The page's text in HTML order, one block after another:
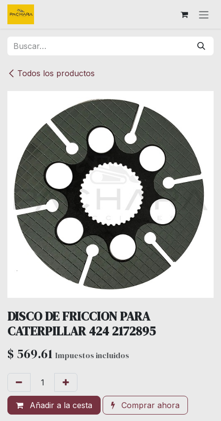
Ir al contenido
Todos los productos
DISCO DE FRICCION PARA
CATERPILLAR 424 2172895
$ 569.61 Impuestos incluidos
Añadir a la cesta Comprar ahora